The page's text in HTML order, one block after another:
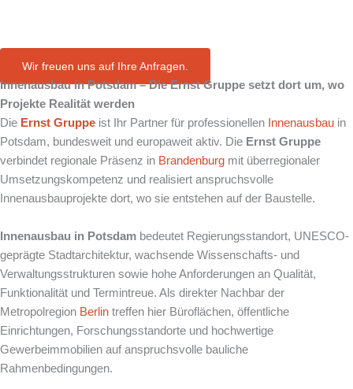
Wir freuen uns auf Ihre Anfragen.
Innenausbau inPotsdam– Die Ernst Gruppe setzt dort um, wo
Projekte Realität werden
Die Ernst Gruppe ist Ihr Partner für professionellen Innenausbau in
Potsdam, bundesweit und europaweit aktiv. Die Ernst Gruppe
verbindet regionale Präsenz in Brandenburg mit überregionaler
Umsetzungskompetenz und realisiert anspruchsvolle
Innenausbauprojekte dort, wo sie entstehen auf der Baustelle.
Innenausbau in Potsdam bedeutet Regierungsstandort, UNESCO-
geprägte Stadtarchitektur, wachsende Wissenschafts- und
Verwaltungsstrukturen sowie hohe Anforderungen an Qualität,
Funktionalität und Termintreue. Als direkter Nachbar der
Metropolregion Berlin treffen hier Büroflächen, öffentliche
Einrichtungen, Forschungsstandorte und hochwertige
Gewerbeimmobilien auf anspruchsvolle bauliche
Rahmenbedingungen.